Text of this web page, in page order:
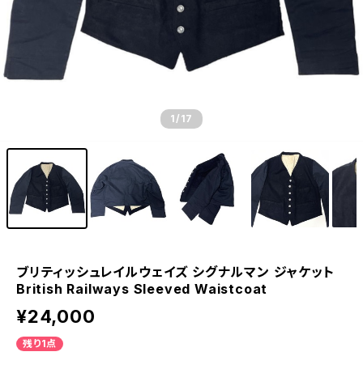
1 /17
ブリティッシュレイルウェイズ シグナルマン ジャケット
British Railways Sleeved Waistcoat
¥24,000
残り1点